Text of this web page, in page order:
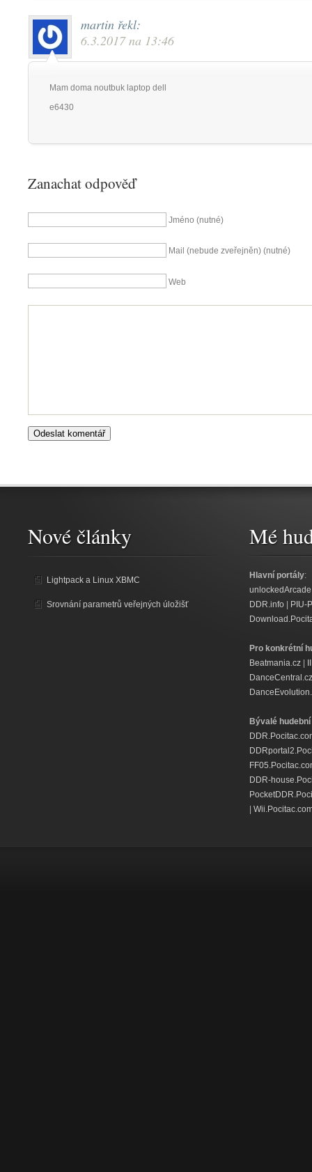
martin řekl:
6.3.2017 na 13:46
Mam doma noutbuk laptop dell
e6430
Zanachat odpověď
Jméno (nutné)
Mail (nebude zveřejněn) (nutné)
Web
Nové články
Lightpack a Linux XBMC
Srovnání parametrů veřejných úložišť
Mé
Hlavní portály:
DDR.info
PIU-
Pro konkrétní
Beatmania.cz
DanceCentral.cz
Bývalé
DDR-